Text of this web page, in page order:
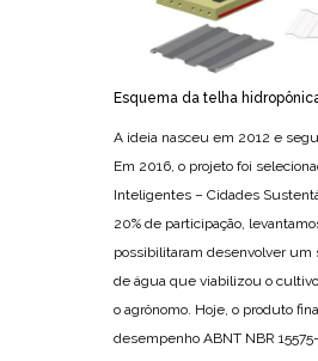
Esquema da telha
A ideia nasceu em 2012 e
Em 2016, o projeto foi
Inteligentes – Cidades
20% de participação,
possibilitaram desenvolver
de água que viabilizou o
o agrônomo. Hoje, o produto
desempenho ABNT NBR